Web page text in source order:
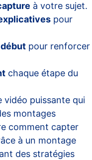
à votre sujet.
pour
pour renforcer
chaque étape du
vidéo puissante qui
montages
comment capter
à un montage
des stratégies